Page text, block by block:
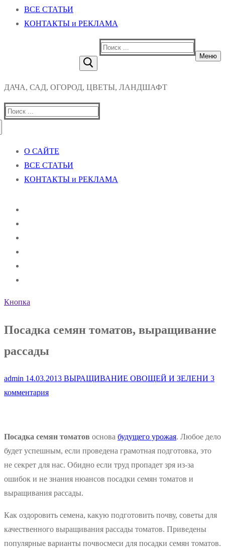
ВСЕ СТАТЬИ
КОНТАКТЫ и РЕКЛАМА
Найти:
Меню
ДАЧА, САД, ОГОРОД, ЦВЕТЫ, ЛАНДШАФТ
Найти:
О САЙТЕ
ВСЕ СТАТЬИ
КОНТАКТЫ и РЕКЛАМА
Кнопка
Посадка семян томатов, выращивание
рассады
admin 14.03.2013 ВЫРАЩИВАНИЕ ОВОЩЕЙ И ЗЕЛЕНИ 3
комментария
Посадка семян томатов основа будущего урожая. Любое дело
будет успешным, если проведена грамотная подготовка, это
не секрет для нас. Обидно если труд пропадет зря из-за
ошибок и не знания нюансов посадки семян томатов и
выращивания рассады.
Как оздоровить семена, какую подготовить почву, советы для
качественного выращивания рассады томатов. Приведены
популярные варианты почвосмеси для посадки семян томатов.